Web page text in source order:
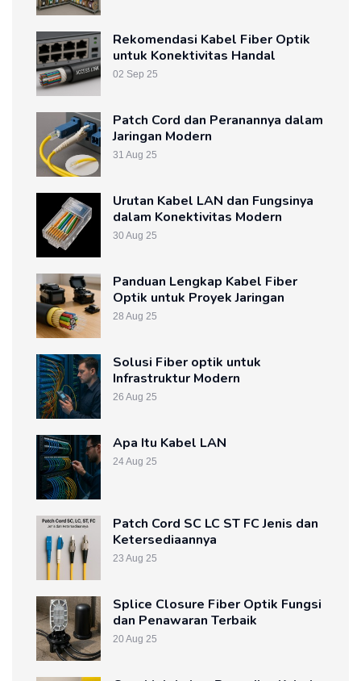
Rekomendasi Kabel Fiber Optik
untuk Konektivitas Handal
02 Sep 25
Patch Cord dan Peranannya dalam
Jaringan Modern
31 Aug 25
Urutan Kabel LAN dan Fungsinya
dalam Konektivitas Modern
30 Aug 25
Panduan Lengkap Kabel Fiber
Optik untuk Proyek Jaringan
28 Aug 25
Solusi Fiber optik untuk
Infrastruktur Modern
26 Aug 25
Apa Itu Kabel LAN
24 Aug 25
Patch Cord SC LC ST FC Jenis dan
Ketersediaannya
23 Aug 25
Splice Closure Fiber Optik Fungsi
dan Penawaran Terbaik
20 Aug 25